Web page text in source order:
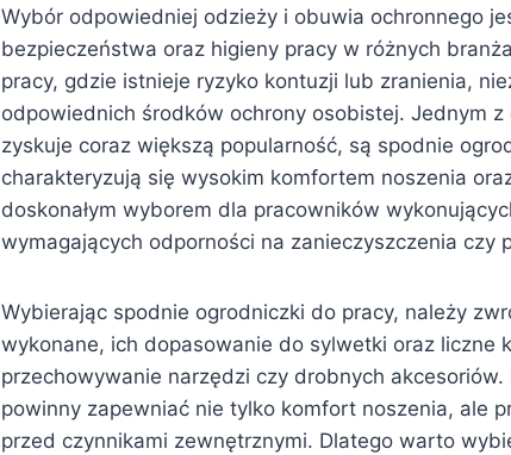
Wybór odpowiedniej odzieży i obuwia ochronnego
bezpieczeństwa oraz higieny pracy w różnych
pracy, gdzie istnieje ryzyko kontuzji lub zranienia,
odpowiednich środków ochrony osobistej. Jednym
zyskuje coraz większą popularność, są spodnie
charakteryzują się wysokim komfortem noszenia
doskonałym wyborem dla pracowników
wymagających odporności na zanieczyszczenia czy
Wybierając spodnie ogrodniczki do pracy, należy
wykonane, ich dopasowanie do sylwetki oraz liczne
przechowywanie narzędzi czy drobnych
powinny zapewniać nie tylko komfort noszenia, ale
przed czynnikami zewnętrznymi. Dlatego warto